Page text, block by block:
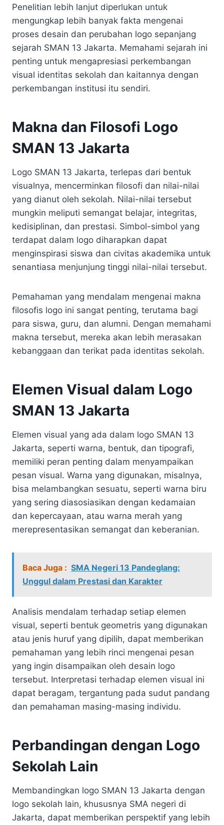
Penelitian lebih lanjut diperlukan untuk
mengungkap lebih banyak fakta mengenai
proses desain dan perubahan logo sepanjang
sejarah SMAN 13 Jakarta. Memahami sejarah ini
penting untuk mengapresiasi perkembangan
visual identitas sekolah dan kaitannya dengan
perkembangan institusi itu sendiri.
Makna dan Filosofi Logo
SMAN 13 Jakarta
Logo SMAN 13 Jakarta, terlepas dari bentuk
visualnya, mencerminkan filosofi dan nilai-nilai
yang dianut oleh sekolah. Nilai-nilai tersebut
mungkin meliputi semangat belajar, integritas,
kedisiplinan, dan prestasi. Simbol-simbol yang
terdapat dalam logo diharapkan dapat
menginspirasi siswa dan civitas akademika untuk
senantiasa menjunjung tinggi nilai-nilai tersebut.
Pemahaman yang mendalam mengenai makna
filosofis logo ini sangat penting, terutama bagi
para siswa, guru, dan alumni. Dengan memahami
makna tersebut, mereka akan lebih merasakan
kebanggaan dan terikat pada identitas sekolah.
Elemen Visual dalam Logo
SMAN 13 Jakarta
Elemen visual yang ada dalam logo SMAN 13
Jakarta, seperti warna, bentuk, dan tipografi,
memiliki peran penting dalam menyampaikan
pesan visual. Warna yang digunakan, misalnya,
bisa melambangkan sesuatu, seperti warna biru
yang sering diasosiasikan dengan kedamaian
dan kepercayaan, atau warna merah yang
merepresentasikan semangat dan keberanian.
Baca Juga : SMA Negeri 13 Pandeglang:
Unggul dalam Prestasi dan Karakter
Analisis mendalam terhadap setiap elemen
visual, seperti bentuk geometris yang digunakan
atau jenis huruf yang dipilih, dapat memberikan
pemahaman yang lebih rinci mengenai pesan
yang ingin disampaikan oleh desain logo
tersebut. Interpretasi terhadap elemen visual ini
dapat beragam, tergantung pada sudut pandang
dan pemahaman masing-masing individu.
Perbandingan dengan Logo
Sekolah Lain
Membandingkan logo SMAN 13 Jakarta dengan
logo sekolah lain, khususnya SMA negeri di
Jakarta, dapat memberikan perspektif yang lebih